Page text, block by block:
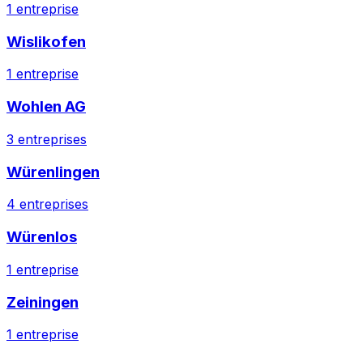
1 entreprise
Wislikofen
1 entreprise
Wohlen AG
3 entreprises
Würenlingen
4 entreprises
Würenlos
1 entreprise
Zeiningen
1 entreprise